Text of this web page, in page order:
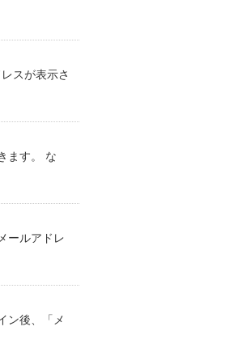
スが表示さ
ます。 な
ールアドレ
ン後、「メ